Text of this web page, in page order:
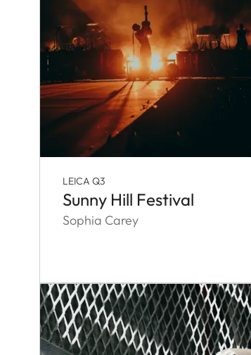
LEICA Q3
Sunny Hill Festival
Sophia Carey